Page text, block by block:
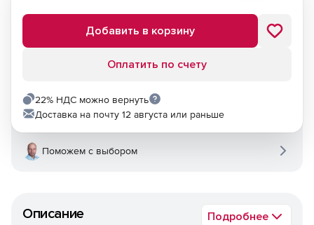
Описание Подробнее
Добавить в корзину
Оплатить по счету
22% НДС можно вернуть
Доставка на почту 12 августа или раньше
Поможем с выбором